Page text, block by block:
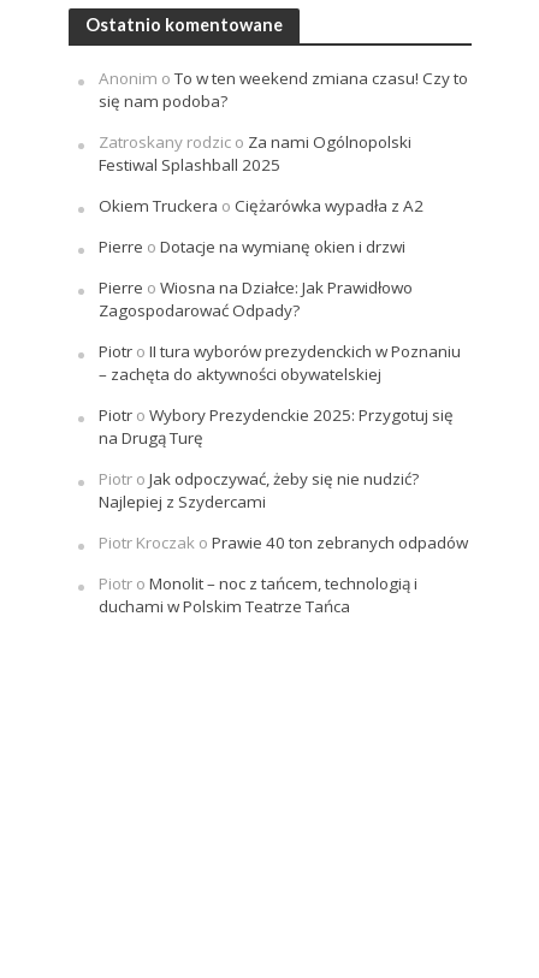
Ostatnio komentowane
Anonim oTo w ten weekend zmiana czasu! Czy to
się nam podoba?
Zatroskany rodzico Za nami Ogólnopolski
Festiwal Splashball 2025
Okiem Truckera o Ciężarówka wypadła z A2
Pierre o Dotacje na wymianę okien i drzwi
Pierre o Wiosna na Działce: Jak Prawidłowo
Zagospodarować Odpady?
Piotro II tura wyborów prezydenckich w Poznaniu
– zachęta do aktywności obywatelskiej
Piotro Wybory Prezydenckie 2025: Przygotuj się
na Drugą Turę
Piotro Jak odpoczywać, żeby się nie nudzić?
Najlepiej z Szydercami
Piotr Kroczako Prawie 40 ton zebranych odpadów
Piotro Monolit – noc z tańcem, technologią i
duchami w Polskim Teatrze Tańca